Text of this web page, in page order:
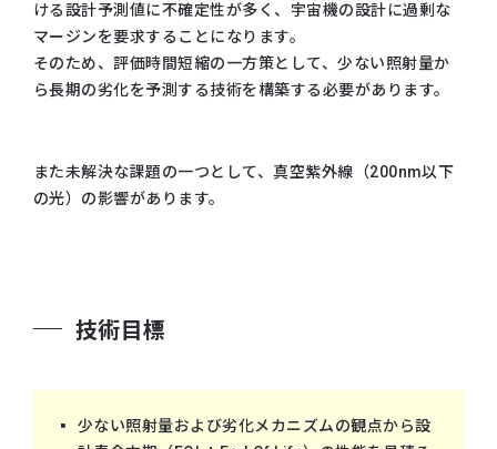
ける設計予測値に不確定性が多く、宇宙機の設計に過剰な
マージンを要求することになります。
そのため、評価時間短縮の一方策として、少ない照射量か
ら長期の劣化を予測する技術を構築する必要があります。
また未解決な課題の一つとして、真空紫外線（200nm以下
の光）の影響があります。
技術目標
少ない照射量および劣化メカニズムの観点から設